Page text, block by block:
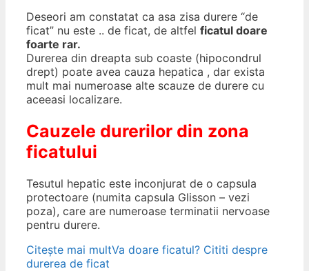
Deseori am constatat ca asa zisa durere “de
ficat” nu este .. de ficat, de altfel ficatul doare
foarte rar.
Durerea din dreapta sub coaste (hipocondrul
drept) poate avea cauza hepatica , dar exista
mult mai numeroase alte scauze de durere cu
aceeasi localizare.
Cauzele durerilor din zona
ficatului
Tesutul hepatic este inconjurat de o capsula
protectoare (numita capsula Glisson – vezi
poza), care are numeroase terminatii nervoase
pentru durere.
Citește mai multVa doare ficatul? Cititi despre
durerea de ficat